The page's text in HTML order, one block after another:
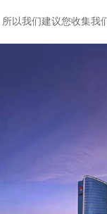
以我们建议您收集我